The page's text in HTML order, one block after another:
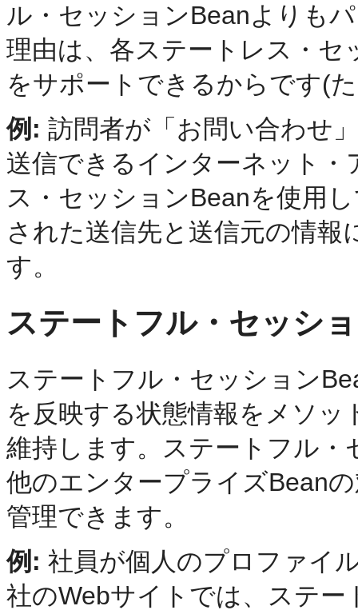
ル・セッションBeanよりも
理由は、各ステートレス・
をサポートできるからです(
例: 訪問者が「お問い合わせ
送信できるインターネット
ス・セッションBeanを使用
された送信先と送信元の情
す。
ステートフル・セッシ
ステートフル・セッション
を反映する状態情報をメソ
維持します。ステートフル
他のエンタープライズBean
管理できます。
例: 社員が個人のプロファイ
社のWebサイトでは、ステ